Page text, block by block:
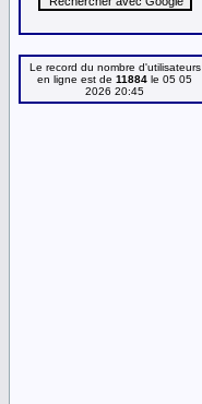
Le record du nombre d'utilisateurs
en ligne est de 11884 le 05 05
2026 20:45